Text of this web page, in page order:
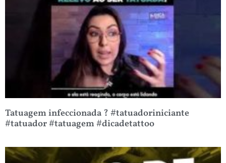
Tatuagem infeccionada ? #tatuadoriniciante
#tatuador #tatuagem #dicadetattoo